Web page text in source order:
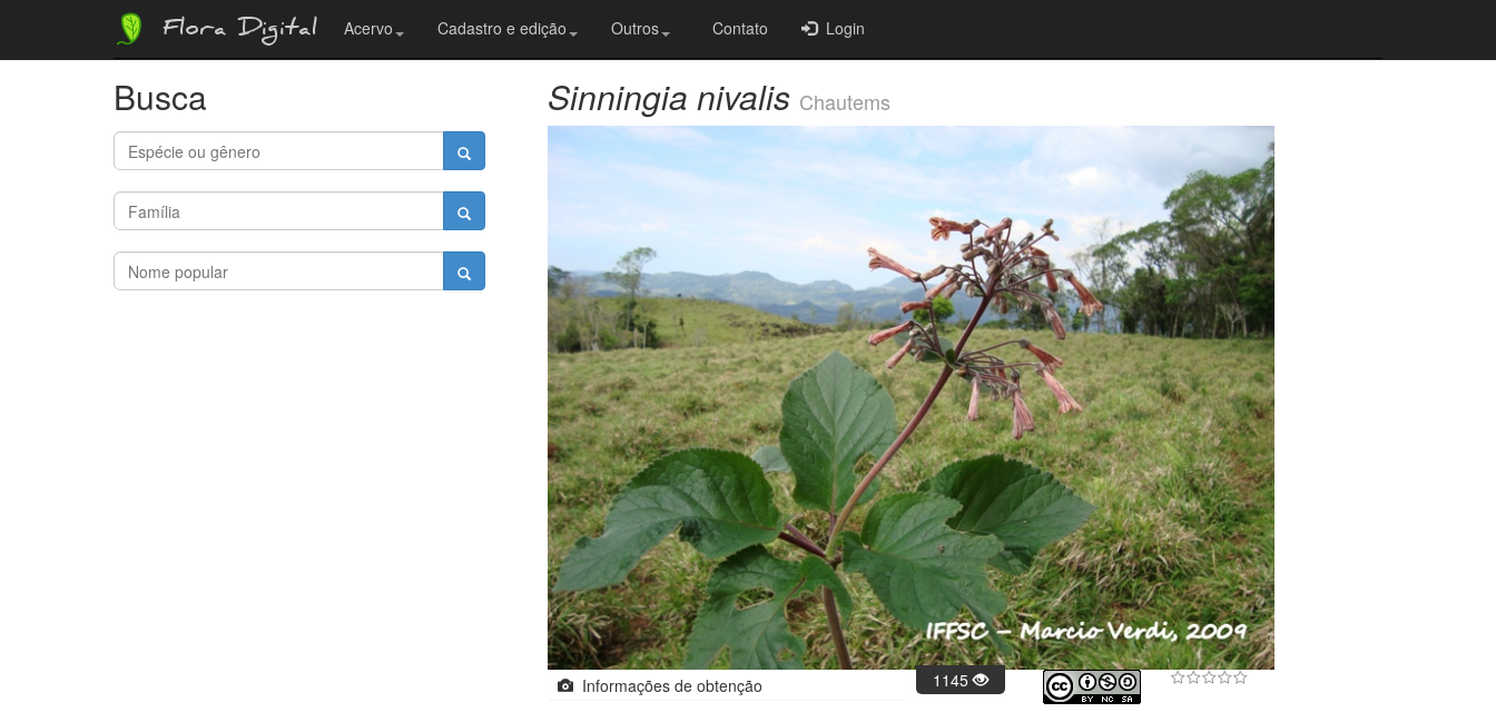
Flora Digital Acervo Cadastro e edição Outros Contato Login
Busca Sinningia nivalis Chautems
Informações de obtenção 1145